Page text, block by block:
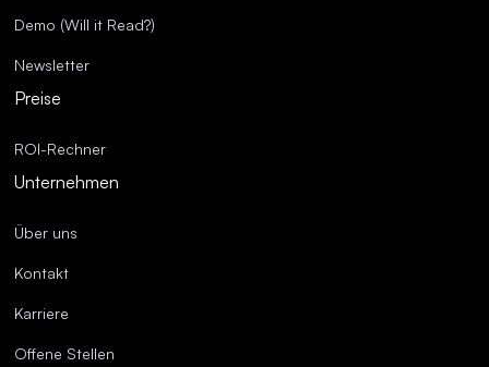
Demo (Will it Read?)
Newsletter
Preise
ROI-Rechner
Unternehmen
Über uns
Kontakt
Karriere
Offene Stellen